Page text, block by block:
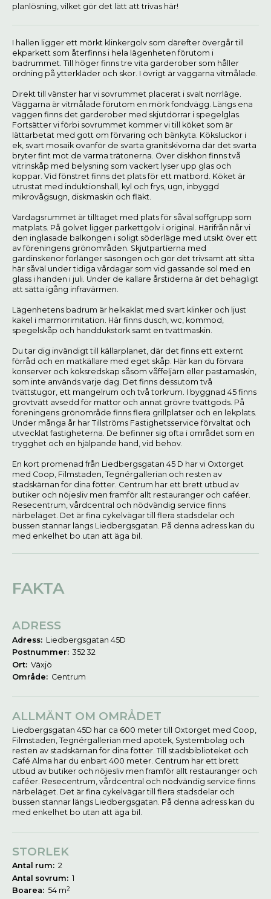
planlösning, vilket gör det lätt att trivas här!
I hallen ligger ett mörkt klinkergolv som därefter övergår till
ekparkett som återfinns i hela lägenheten förutom i
badrummet. Till höger finns tre vita garderober som håller
ordning på ytterkläder och skor. I övrigt är väggarna vitmålade.
Direkt till vänster har vi sovrummet placerat i svalt norrläge.
Väggarna är vitmålade förutom en mörk fondvägg. Längs ena
väggen finns det garderober med skjutdörrar i spegelglas.
Fortsätter vi förbi sovrummet kommer vi till köket som är
lättarbetat med gott om förvaring och bänkyta. Köksluckor i
ek, svart mosaik ovanför de svarta granitskivorna där det svarta
bryter fint mot de varma trätonerna. Över diskhon finns två
vitrinskåp med belysning som vackert lyser upp glas och
koppar. Vid fönstret finns det plats för ett matbord. Köket är
utrustat med induktionshäll, kyl och frys, ugn, inbyggd
mikrovågsugn, diskmaskin och fläkt.
Vardagsrummet är tilltaget med plats för såväl soffgrupp som
matplats. På golvet ligger parkettgolv i original. Härifrån når vi
den inglasade balkongen i soligt söderläge med utsikt över ett
av föreningens grönområden. Skjutpartierna med
gardinskenor förlänger säsongen och gör det trivsamt att sitta
här såväl under tidiga vårdagar som vid gassande sol med en
glass i handen i juli. Under de kallare årstiderna är det behagligt
att sätta igång infravärmen.
Lägenhetens badrum är helkaklat med svart klinker och ljust
kakel i marmorimitation. Här finns dusch, wc, kommod,
spegelskåp och handdukstork samt en tvättmaskin.
Du tar dig invändigt till källarplanet, där det finns ett externt
förråd och en matkällare med eget skåp. Här kan du förvara
konserver och köksredskap såsom våffeljärn eller pastamaskin,
som inte används varje dag. Det finns dessutom två
tvättstugor, ett mangelrum och två torkrum. I byggnad 45 finns
grovtvätt avsedd för mattor och annat grövre tvättgods. På
föreningens grönområde finns flera grillplatser och en lekplats.
Under många år har Tillströms Fastighetsservice förvaltat och
utvecklat fastigheterna. De befinner sig ofta i området som en
trygghet och en hjälpande hand, vid behov.
En kort promenad från Liedbergsgatan 45 D har vi Oxtorget
med Coop, Filmstaden, Tegnérgallerian och resten av
stadskärnan för dina fötter. Centrum har ett brett utbud av
butiker och nöjesliv men framför allt restauranger och caféer.
Resecentrum, vårdcentral och nödvändig service finns
närbeläget. Det är fina cykelvägar till flera stadsdelar och
bussen stannar längs Liedbergsgatan. På denna adress kan du
med enkelhet bo utan att äga bil.
FAKTA
ADRESS
Adress: Liedbergsgatan 45D
Postnummer: 352 32
Ort: Växjö
Område: Centrum
ALLMÄNT OM OMRÅDET
Liedbergsgatan 45D har ca 600 meter till Oxtorget med Coop,
Filmstaden, Tegnérgallerian med apotek, Systembolag och
resten av stadskärnan för dina fötter. Till stadsbiblioteket och
Café Alma har du enbart 400 meter. Centrum har ett brett
utbud av butiker och nöjesliv men framför allt restauranger och
caféer. Resecentrum, vårdcentral och nödvändig service finns
närbeläget. Det är fina cykelvägar till flera stadsdelar och
bussen stannar längs Liedbergsgatan. På denna adress kan du
med enkelhet bo utan att äga bil.
STORLEK
Antal rum: 2
Antal sovrum: 1
Boarea: 54 m2